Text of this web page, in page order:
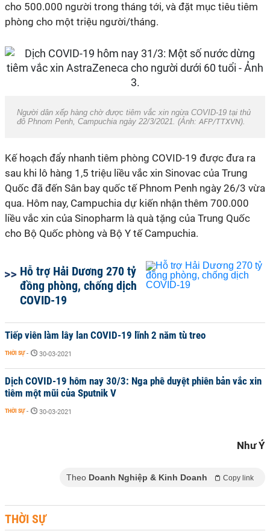
cho 500.000 người trong tháng tới, và đặt mục tiêu tiêm
phòng cho một triệu người/tháng.
Người dân xếp hàng chờ được tiêm vắc xin ngừa COVID-19 tại thủ
đô Phnom Penh, Campuchia ngày 22/3/2021. (Ảnh:AFP/TTXVN).
Kế hoạch đẩy nhanh tiêm phòng COVID-19 được đưa ra
sau khi lô hàng 1,5 triệu liều vắc xin Sinovac của Trung
Quốc đã đến Sân bay quốc tế Phnom Penh ngày 26/3 vừa
qua. Hôm nay, Campuchia dự kiến nhận thêm 700.000
liều vắc xin của Sinopharm là quà tặng của Trung Quốc
cho Bộ Quốc phòng và Bộ Y tế Campuchia.
Hỗ trợ Hải Dương 270 tỷ
đồng phòng, chống dịch
COVID-19
Tiếp viên làm lây lan COVID-19 lĩnh 2 năm tù treo
THỜI SỰ - 30-03-2021
Dịch COVID-19 hôm nay 30/3: Nga phê duyệt phiên bản vắc xin
tiêm một mũi của Sputnik V
THỜI SỰ - 30-03-2021
Như Ý
Theo Doanh Nghiệp & Kinh Doanh Copy link
THỜI SỰ